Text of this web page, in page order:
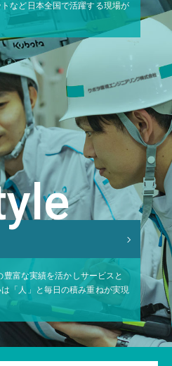
など 日本全国で活躍する現場が
豊富な実績を活かしサービスと
「人」と毎日の積み重ねが実現